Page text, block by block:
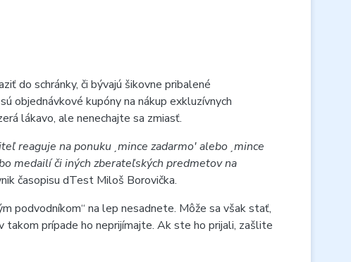
do schránky, či bývajú šikovne pribalené
objednávkové kupóny na nákup exkluzívnych
lákavo, ale nenechajte sa zmiasť.
reaguje na ponuku ˏmince zadarmo' alebo ˏmince
medailí či iných zberateľských predmetov na
časopisu dTest Miloš Borovička.
podvodníkom“ na lep nesadnete. Môže sa však stať,
takom prípade ho neprijímajte. Ak ste ho prijali, zašlite